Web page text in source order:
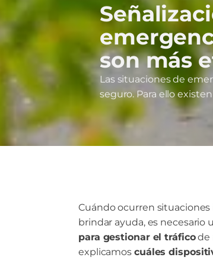
son más
Las situaciones de
seguro. Para ello
Cuándo ocurren
brindar ayuda, es necesario
para gestionar el tráficode
explicamos cuáles